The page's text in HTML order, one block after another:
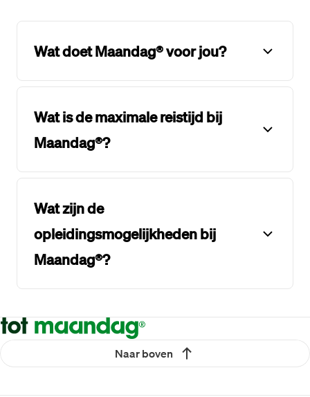
Wat doet Maandag® voor jou?
Wat is de maximale reistijd bij
Maandag®?
Wat zijn de
opleidingsmogelijkheden bij
Maandag®?
Naar boven